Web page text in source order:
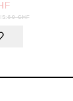
69 CHF